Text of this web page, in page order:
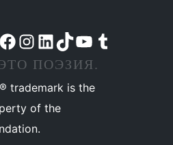
в Mastodon
учётную запись в Threads
Посетите нашу страницу на Facebook
Посетите наш Instagram
Посетите нашу страницу в LinkedIn
Посетите нашу учётную запись в TikTok
Посетите наш канал YouTube
Посетите нашу учётную запись в Tumblr
ПОЭЗИЯ.
trademark is the
of the